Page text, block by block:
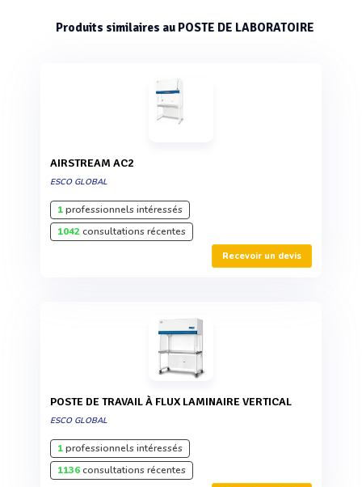
Produits similaires au POSTE DE LABORATOIRE
AIRSTREAM AC2
ESCO GLOBAL
1professionnels intéressés
1042consultations récentes
Recevoir un devis
POSTE DE TRAVAIL À FLUX LAMINAIRE VERTICAL
ESCO GLOBAL
1professionnels intéressés
1136consultations récentes